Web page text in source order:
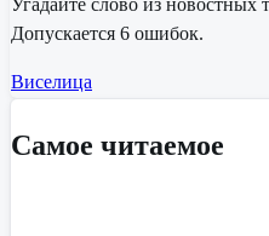
Допускается 6 ошибок.
Виселица
Самое читаемое